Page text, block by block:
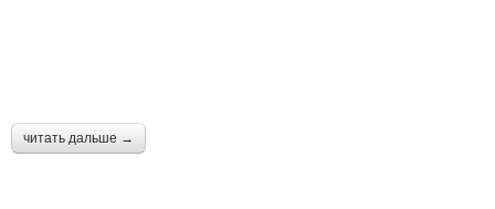
читать дальше →